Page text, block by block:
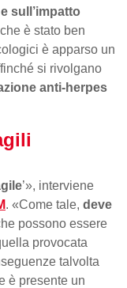
sull’impatto
è stato ben
è apparso un
si rivolgano
anti-herpes
’», interviene
. «Come tale, deve
possono essere
provocata
talvolta
è presente un